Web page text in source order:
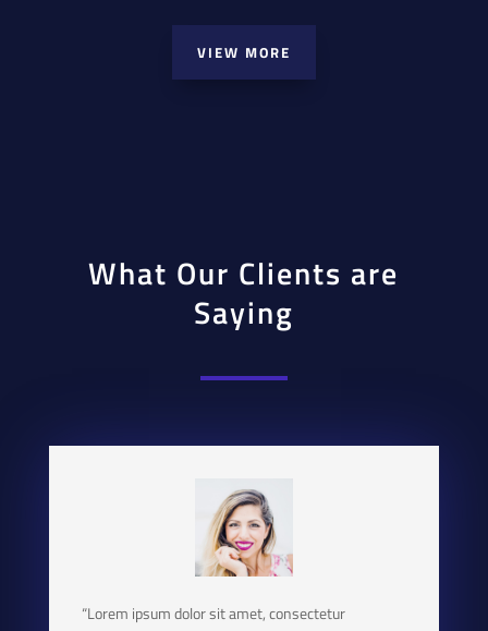
VIEW MORE
What Our Clients are
Saying
“Lorem ipsum dolor sit amet, consectetur